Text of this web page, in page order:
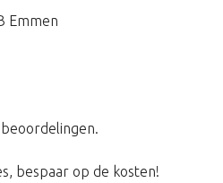
Emmen
bespaar op de kosten!